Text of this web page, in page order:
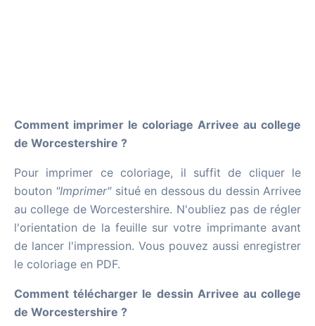
Comment imprimer le coloriage Arrivee au college
de Worcestershire ?
Pour imprimer ce coloriage, il suffit de cliquer le
bouton "Imprimer"situé en dessous du dessin Arrivee
au college de Worcestershire. N'oubliez pas de régler
l'orientation de la feuille sur votre imprimante avant
de lancer l'impression. Vous pouvez aussi enregistrer
le coloriage en PDF.
Comment télécharger le dessin Arrivee au college
de Worcestershire ?